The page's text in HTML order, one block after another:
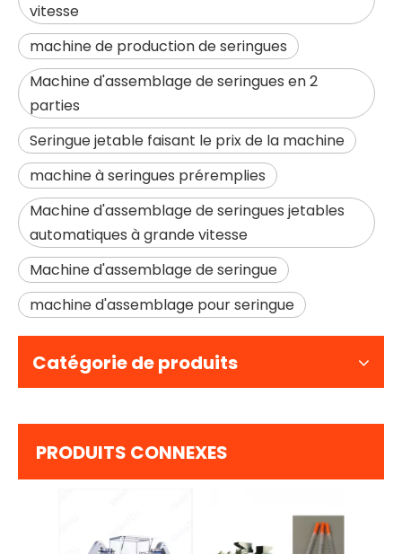
vitesse
machine de production de seringues
Machine d'assemblage de seringues en 2
parties
Seringue jetable faisant le prix de la machine
machine à seringues préremplies
Machine d'assemblage de seringues jetables
automatiques à grande vitesse
Machine d'assemblage de seringue
machine d'assemblage pour seringue
Catégorie de produits
PRODUITS CONNEXES